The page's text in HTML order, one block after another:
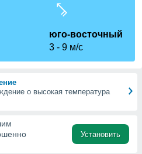
юго-восточный
3
9 м/с
о высокая температура
Установить